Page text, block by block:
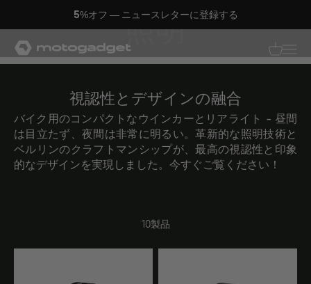
コンテンツへスキップ
5%オフ — ニュースレターに登録する
翻訳
モトガジェット社 翻訳があ
照明
視認性とデザインの融合
バイク用のコンパクトなウインカーとリアライト - 昼間
は目立たず、夜間は非常に明るい。革新的な照明技術と
ベルリンのクラフトマンシップが、最高の視認性と印象
的なデザインを実現しました。今すぐご覧ください！
10製品